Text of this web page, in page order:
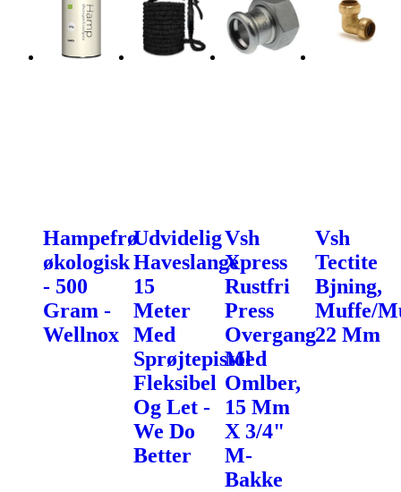
Hampefrø
økologisk
- 500
Gram -
Wellnox
Udvidelig
Haveslange
15
Meter
Med
Sprøjtepistol
Fleksibel
Og Let -
We Do
Better
Vsh
Xpress
Rustfri
Press
Overgang
Med
Omlber,
15 Mm
X 3/4"
M-
Bakke
Vsh
Tectite
Bjning,
Muffe/
22 Mm